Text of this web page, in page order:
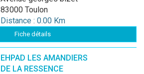
83000 Toulon
Distance : 0.00 Km
Fiche détails
EHPAD LES AMANDIERS
DE LA RESSENCE